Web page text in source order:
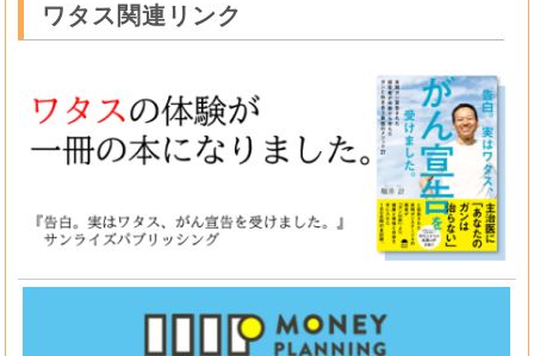
ワタス関連リンク